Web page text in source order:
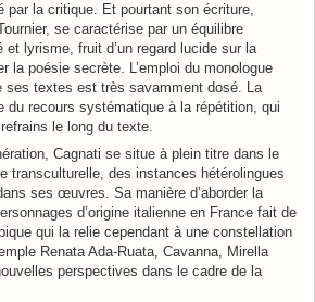
par la critique. Et pourtant son écriture,
se caractérise par un équilibre
et lyrisme, fruit d’un regard lucide sur la
la poésie secrète. L’emploi du monologue
ses textes est très savamment dosé. La
du recours systématique à la répétition, qui
le long du texte.
Cagnati se situe à plein titre dans le
transculturelle, des instances hétérolingues
ses œuvres. Sa manière d’aborder la
d’origine italienne en France fait de
qui la relie cependant à une constellation
Renata Ada-Ruata, Cavanna, Mirella
perspectives dans le cadre de la